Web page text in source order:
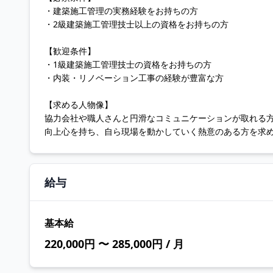
・建築施工管理の実務経験をお持ちの方
・2級建築施工管理技士以上の資格をお持ちの方
【歓迎条件】
・1級建築施工管理技士の資格をお持ちの方
・内装・リノベーション工事の経験が豊富な方
【求める人物像】
協力会社や職人さんと円滑なコミュニケーションが取れる方
向上心を持ち、自ら現場を動かしていく熱意のある方を求
給与
基本給
220,000円 〜 285,000円 / 月